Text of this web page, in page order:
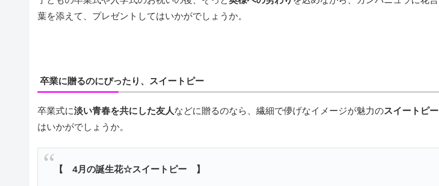
葉を添えて、プレゼントしてはいかがでしょうか。
卒業に贈るのにぴったり、スイートピー
卒業式に淡い青春を共にした友人などに贈るのなら、繊細で儚げなイメージが魅力のスイートピー
はいかがでしょうか。
【 4月の誕生花☆スイートピー 】